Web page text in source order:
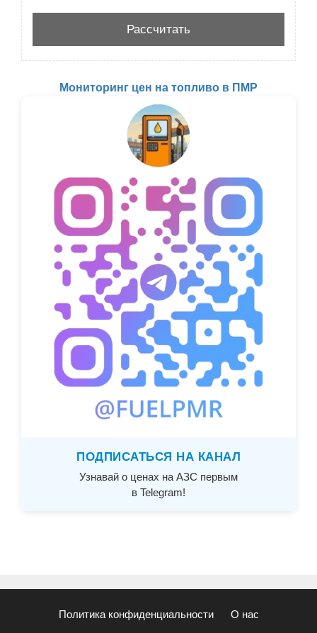
Мониторинг цен на топливо в ПМР
ПОДПИСАТЬСЯ НА КАНАЛ
Узнавай о ценах на АЗС первым
в Telegram!
Политика конфиденциальности О нас